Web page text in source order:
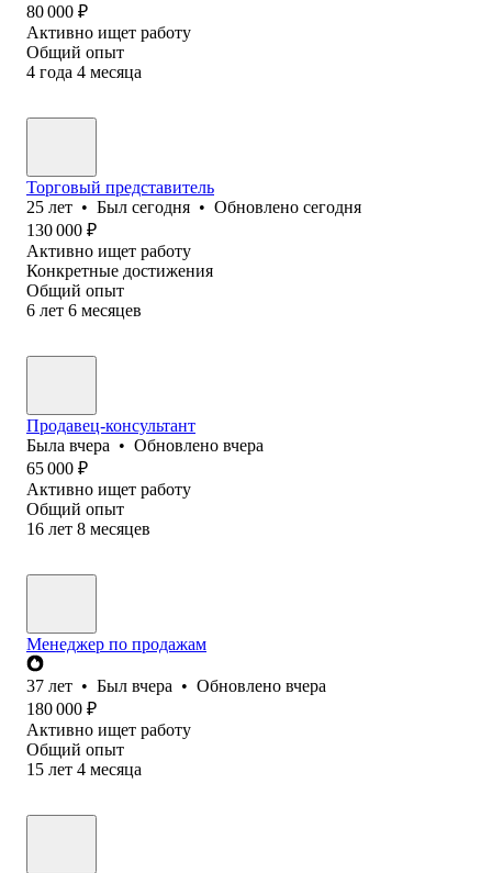
80 000 ₽
Активно ищет работу
Общий опыт
4 года 4 месяца
Торговый представитель
25 лет • Был сегодня • Обновлено сегодня
130 000 ₽
Активно ищет работу
Конкретные достижения
Общий опыт
6 лет 6 месяцев
Продавец-консультант
Была вчера • Обновлено вчера
65 000 ₽
Активно ищет работу
Общий опыт
16 лет 8 месяцев
Менеджер по продажам
37 лет • Был вчера • Обновлено вчера
180 000 ₽
Активно ищет работу
Общий опыт
15 лет 4 месяца